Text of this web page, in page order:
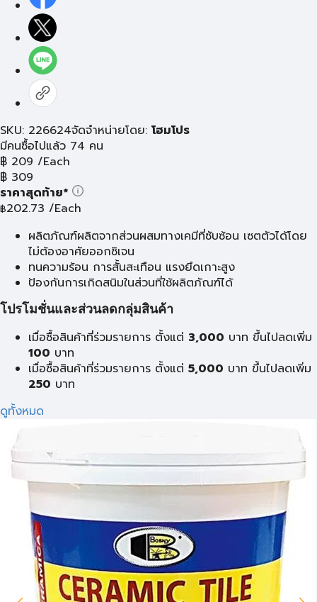
SKU: 226624จัดจำหน่ายโดย: โฮมโปร
มีคนซื้อไปแล้ว 74 คน
฿ 209 /Each
฿ 309
ราคาสุดท้าย*
฿202.73 /Each
ผลิตภัณฑ์ผลิตจากส่วนผสมทางเคมีที่ซับซ้อน เซตตัวได้โดย
ไม่ต้องอาศัยออกซิเจน
ทนความร้อน การสั้นสะเทือน แรงยึดเกาะสูง
ป้องกันการเกิดสนิมในส่วนที่ใช้ผลิตภัณฑ์ได้
โปรโมชั่นและส่วนลดกลุ่มสินค้า
เมื่อซื้อสินค้าที่ร่วมรายการ ตั้งแต่ 3,000 บาท ขึ้นไปลดเพิ่ม
100 บาท
เมื่อซื้อสินค้าที่ร่วมรายการ ตั้งแต่ 5,000 บาท ขึ้นไปลดเพิ่ม
250 บาท
ดูทั้งหมด